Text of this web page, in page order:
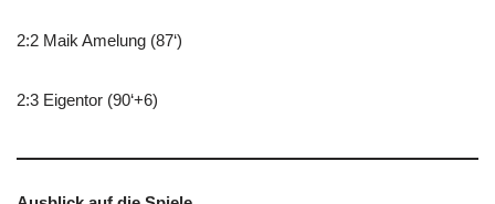
2:2 Maik Amelung (87‘)
2:3 Eigentor (90‘+6)